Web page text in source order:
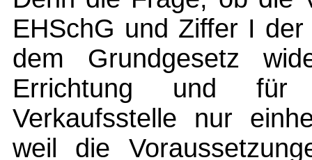
EHSchG und Ziffer I
dem Grundgesetz
Errichtung und für
Verkaufsstelle nur
weil die